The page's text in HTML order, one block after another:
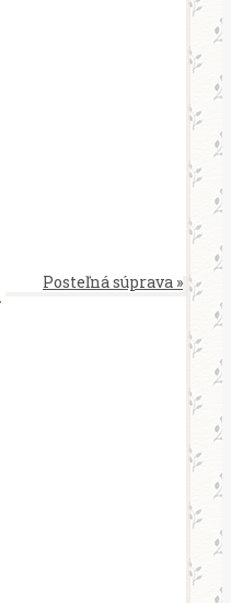
Posteľná súprava »